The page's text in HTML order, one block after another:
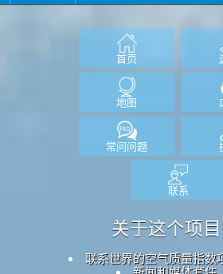
首页
地图
常问问题
联系
关于这个项目
联系世界的空气质量指数